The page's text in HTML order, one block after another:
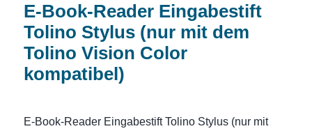
E-Book-Reader Eingabestift
Tolino Stylus (nur mit dem
Tolino Vision Color
kompatibel)
E-Book-Reader Eingabestift Tolino Stylus (nur mit